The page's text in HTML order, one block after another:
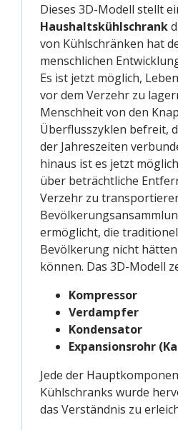
Dieses 3D-Modell stellt
Haushaltskühlschrank
von Kühlschränken hat
menschlichen
Es ist jetzt möglich,
vor dem Verzehr zu
Menschheit von den
Überflusszyklen befreit,
der Jahreszeiten
hinaus ist es jetzt
über beträchtliche
Verzehr zu
ermöglicht, die
Bevölkerung nicht
können. Das 3D-Modell
Kompressor
Verdampfer
Kondensator
Expansionsrohr
Jede der
Kühlschranks wurde
das Verständnis zu